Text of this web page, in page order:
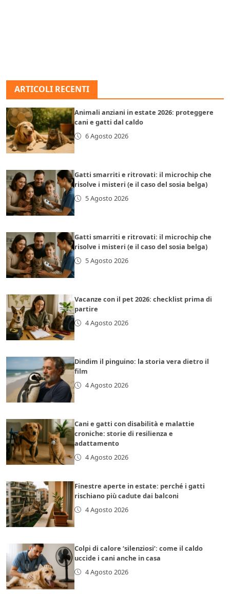
ARTICOLI RECENTI
Animali anziani in estate 2026: proteggere
cani e gatti dal caldo
6 Agosto 2026
Gatti smarriti e ritrovati: il microchip che
risolve i misteri (e il caso del sosia belga)
5 Agosto 2026
Gatti smarriti e ritrovati: il microchip che
risolve i misteri (e il caso del sosia belga)
5 Agosto 2026
Vacanze con il pet 2026: checklist prima di
partire
4 Agosto 2026
Dindim il pinguino: la storia vera dietro il
film
4 Agosto 2026
Cani e gatti con disabilità e malattie
croniche: storie di resilienza e
adattamento
4 Agosto 2026
Finestre aperte in estate: perché i gatti
rischiano più cadute dai balconi
4 Agosto 2026
Colpi di calore ‘silenziosi’: come il caldo
uccide i cani anche in casa
4 Agosto 2026